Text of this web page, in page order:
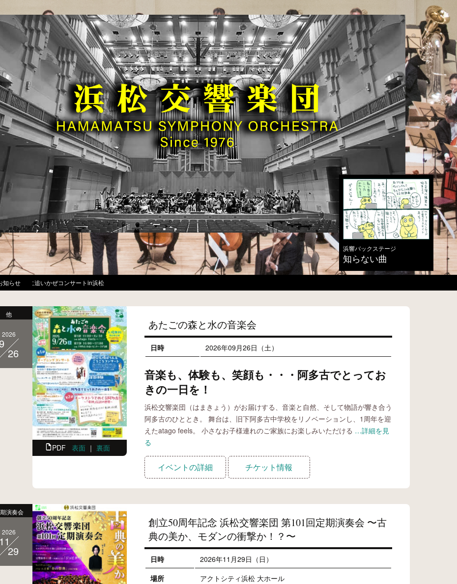
浜響バックステージ
知らない曲
知らせ
コンサートin浜松
他
2026
26
PDF 表面 ｜ 裏面
あたごの森と水の音楽会
日時 2026年09月26日（土）
音楽も、体験も、笑顔も・・・阿多古でとってお
きの一日を！
浜松交響楽団（はまきょう）がお届けする、音楽と自然、そして物語が響き合う
阿多古のひととき。 舞台は、旧下阿多古中学校をリノベーションし、1周年を迎
えたatago feels。 小さなお子様連れのご家族にお楽しみいただける …詳細を見
る
イベントの詳細 チケット情報
演奏会
2026
11
29
創立50周年記念 浜松交響楽団 第101回定期演奏会 〜古
典の美か、モダンの衝撃か！？〜
日時
2026年11月29日（日）
場所
アクトシティ浜松 大ホール